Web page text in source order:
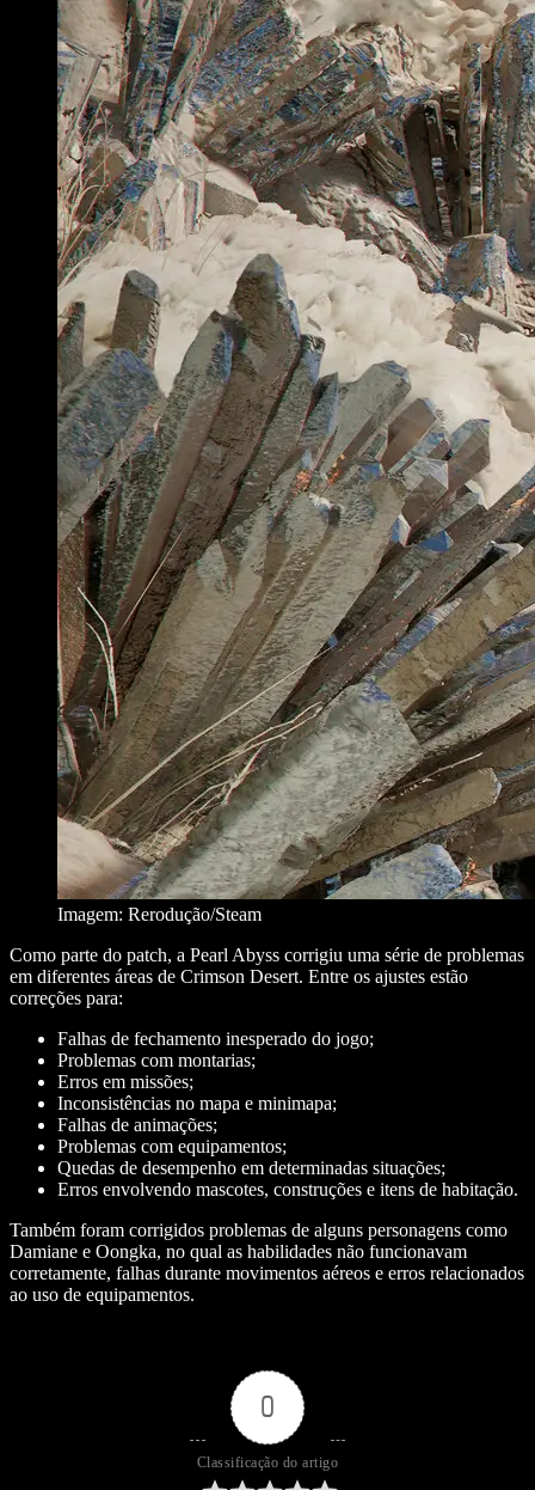
Imagem: Rerodução/Steam
Como parte do patch, a Pearl Abyss corrigiu uma série de problemas
em diferentes áreas de Crimson Desert. Entre os ajustes estão
correções para:
Falhas de fechamento inesperado do jogo;
Problemas com montarias;
Erros em missões;
Inconsistências no mapa e minimapa;
Falhas de animações;
Problemas com equipamentos;
Quedas de desempenho em determinadas situações;
Erros envolvendo mascotes, construções e itens de habitação.
Também foram corrigidos problemas de alguns personagens como
Damiane e Oongka, no qual as habilidades não funcionavam
corretamente, falhas durante movimentos aéreos e erros relacionados
ao uso de equipamentos.
0
Classificação do artigo